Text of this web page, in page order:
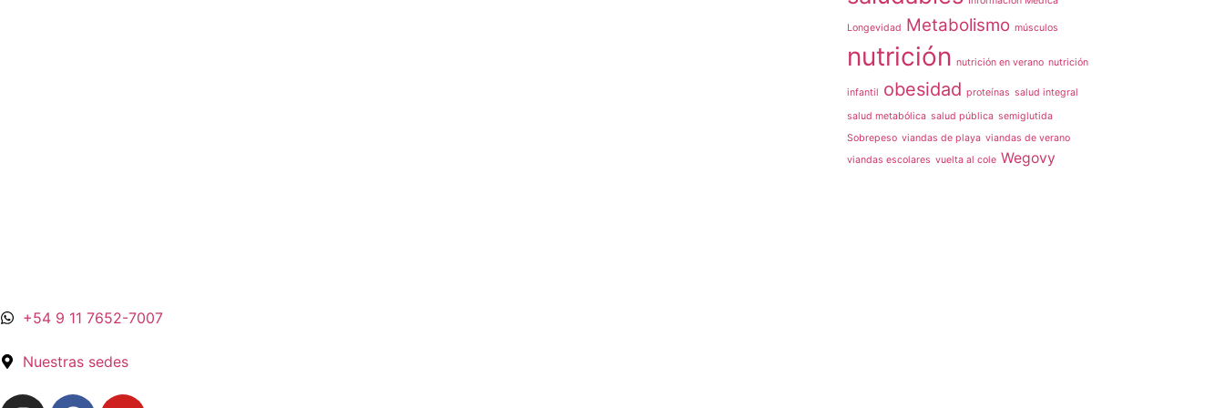
Longevidad Metabolismo músculos
nutrición nutrición en verano nutrición
infantil obesidad proteínas salud integral
salud metabólica salud pública semiglutida
Sobrepeso viandas de playa viandas de verano
viandas escolares vuelta al cole Wegovy
+54 9 11 7652-7007
Nuestras sedes